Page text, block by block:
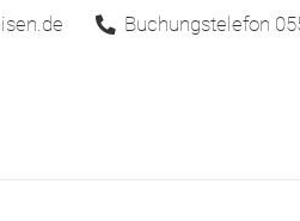
Buchungstelefon